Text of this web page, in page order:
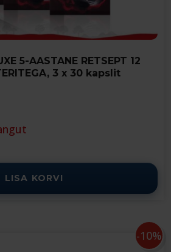
5-AASTANE RETSEPT 12
3 x 30 kapslit
LISA KORVI
-10%